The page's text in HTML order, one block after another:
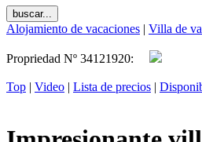
Alojamiento de vacaciones | Villa de
Propriedad Nº 34121920:
Top | Video | Lista de precios |